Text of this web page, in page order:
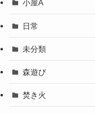
小屋A
日常
未分類
森遊び
焚き火